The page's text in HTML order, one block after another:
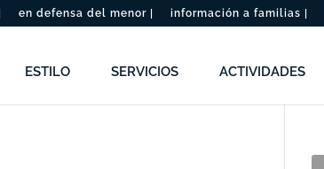
en defensa del menor | información a familias |
ESTILO SERVICIOS ACTIVIDADES